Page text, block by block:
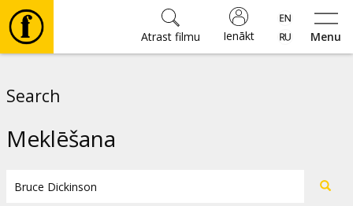
Menu
Ienākt
Atrast filmu
Search
Meklēšana